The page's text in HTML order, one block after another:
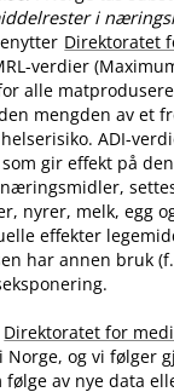
i
Direktoratet
verdier
alle
mengden av et
ADI-
gir effekt på
nyrer, melk, egg
effekter
har annen bruk
Direktoratet for
og vi følger
av nye data